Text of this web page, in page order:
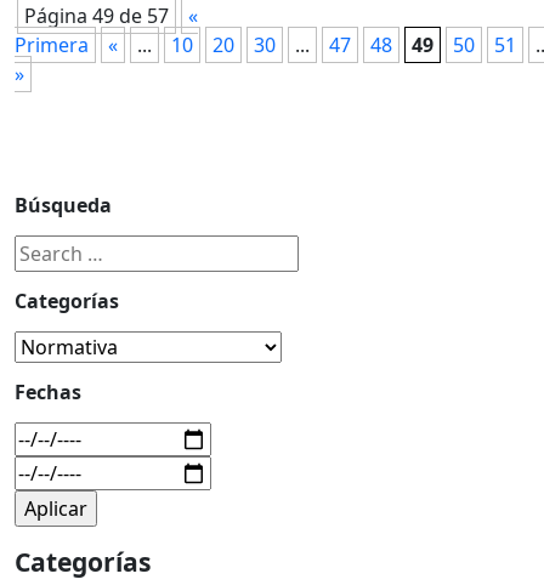
Página 49 de 57
«
Primera
« ... 10 20 30 ... 47 48 49 50 51
»
Búsqueda
Categorías
Fechas
Categorías